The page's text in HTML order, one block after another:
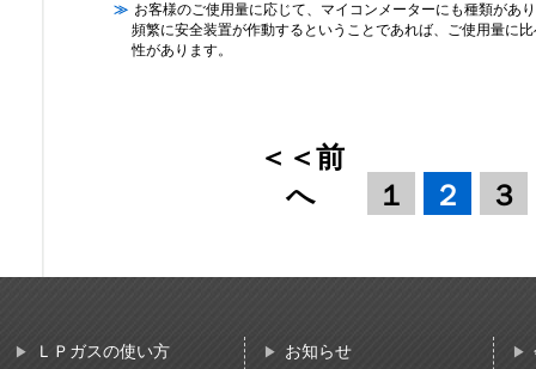
お客様のご使用量に応じて、マイコンメーターにも種類があ
頻繁に安全装置が作動するということであれば、ご使用量に
性があります。
＜＜前
へ
１ ２ ３
ＬＰガスの使い方
お知らせ